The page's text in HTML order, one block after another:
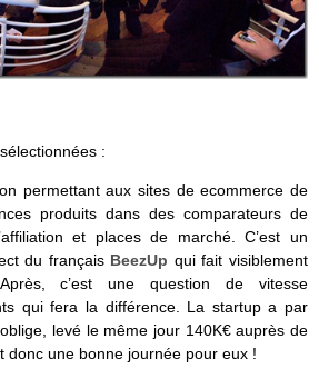
:
permettant aux sites de ecommerce de
produits dans des comparateurs de
et places de marché. C’est un
du français BeezUp qui fait visiblement
c’est une question de vitesse
qui fera la différence. La startup a par
levé le même jour 140K€ auprès de
donc une bonne journée pour eux !